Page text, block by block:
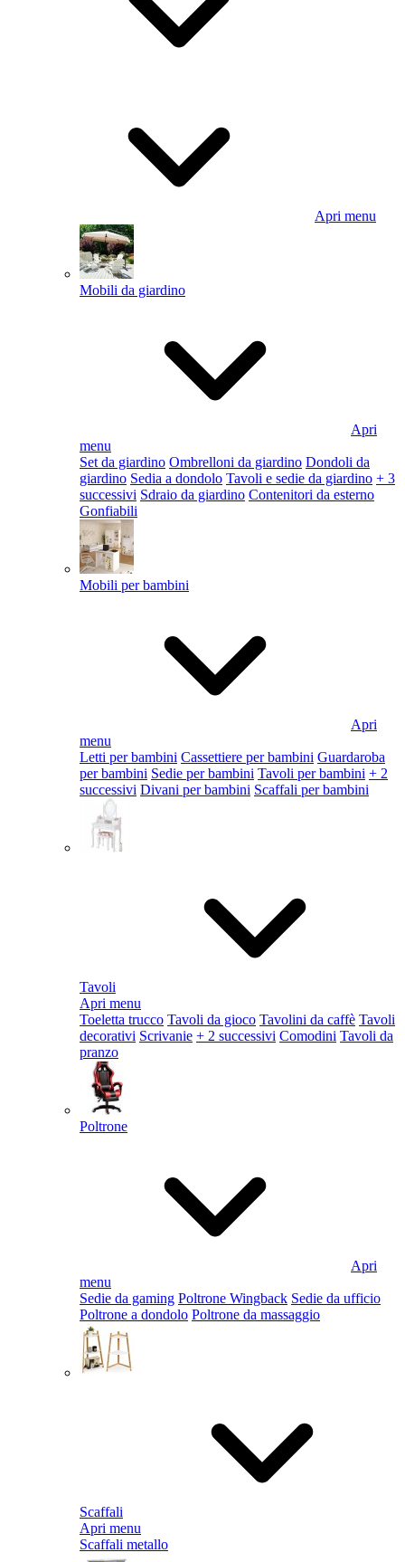
Apri menu
Mobili da giardino
Apri
menu
Set da giardino Ombrelloni da giardino Dondoli da
giardino Sedia a dondolo Tavoli e sedie da giardino + 3
successivi Sdraio da giardino Contenitori da esterno
Gonfiabili
Mobili per bambini
Apri
menu
Letti per bambini Cassettiere per bambini Guardaroba
per bambini Sedie per bambini Tavoli per bambini + 2
successivi Divani per bambini Scaffali per bambini
Tavoli
Apri menu
Toeletta trucco Tavoli da gioco Tavolini da caffè Tavoli
decorativi Scrivanie + 2 successivi Comodini Tavoli da
pranzo
Poltrone
Apri
menu
Sedie da gaming Poltrone Wingback Sedie da ufficio
Poltrone a dondolo Poltrone da massaggio
Scaffali
Apri menu
Scaffali metallo